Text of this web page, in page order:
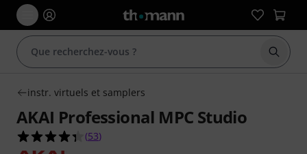
instr. virtuels et samplers
AKAI Professional MPC Studio
4.3 étoiles sur 5 d'après 53 évaluations clients
(53)